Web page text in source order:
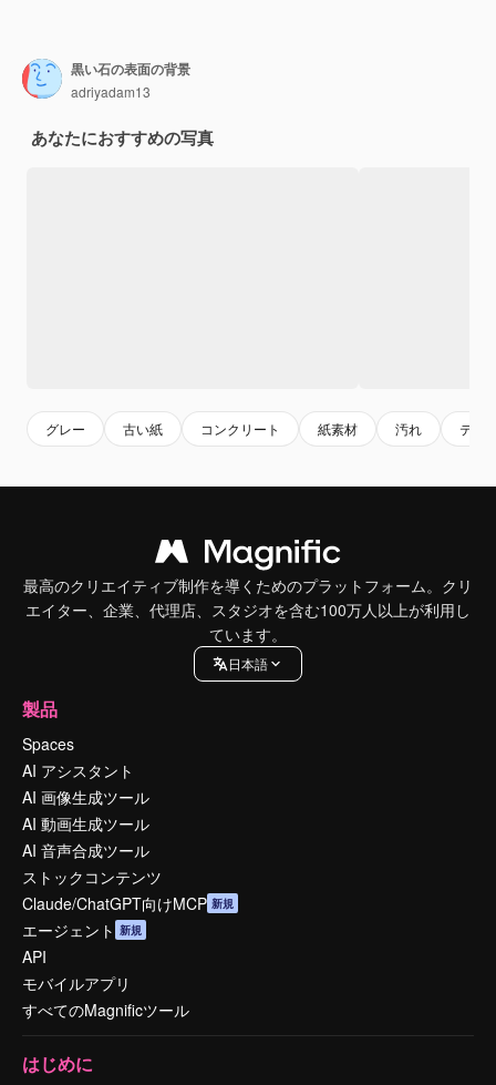
黒い石の表面の背景
adriyadam13
あなたにおすすめの写真
グレー 古い紙 コンクリート 紙素材 汚れ テク
最高のクリエイティブ制作を導くためのプラットフォーム。クリ
エイター、企業、代理店、スタジオを含む100万人以上が利用し
ています。
日本語
製品
Spaces
AI アシスタント
AI 画像生成ツール
AI 動画生成ツール
AI 音声合成ツール
ストックコンテンツ
Claude/ChatGPT向けMCP 新規
エージェント 新規
API
モバイルアプリ
すべてのMagnificツール
はじめに